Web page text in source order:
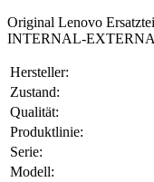
Original Lenovo
INTERNAL-
Hersteller:
Zustand:
Qualität:
Produktlinie:
Serie:
Modell: